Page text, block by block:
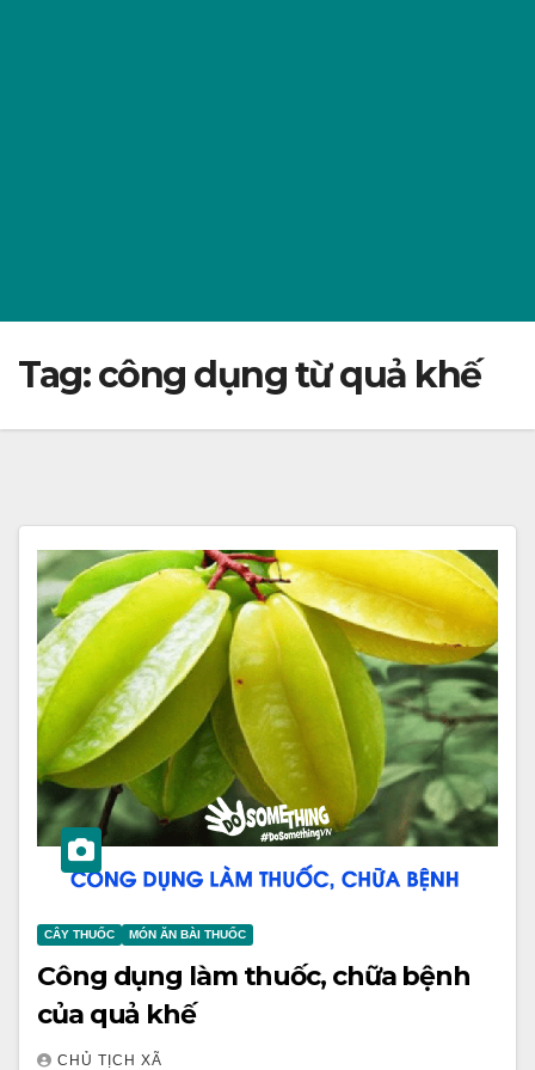
Tag:công dụng từ quả khế
CÂY THUỐC MÓN ĂN BÀI THUỐC
Công dụng làm thuốc, chữa bệnh
của quả khế
CHỦ TỊCH XÃ